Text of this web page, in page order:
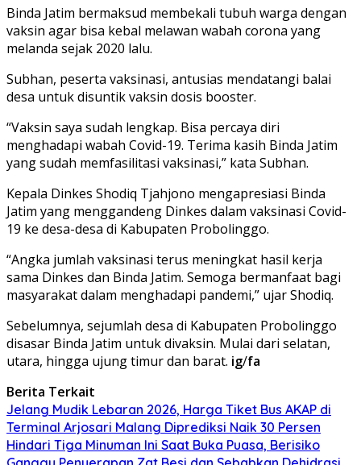
Binda Jatim bermaksud membekali tubuh warga dengan
vaksin agar bisa kebal melawan wabah corona yang
melanda sejak 2020 lalu.
Subhan, peserta vaksinasi, antusias mendatangi balai
desa untuk disuntik vaksin dosis booster.
“Vaksin saya sudah lengkap. Bisa percaya diri
menghadapi wabah Covid-19. Terima kasih Binda Jatim
yang sudah memfasilitasi vaksinasi,” kata Subhan.
Kepala Dinkes Shodiq Tjahjono mengapresiasi Binda
Jatim yang menggandeng Dinkes dalam vaksinasi Covid-
19 ke desa-desa di Kabupaten Probolinggo.
“Angka jumlah vaksinasi terus meningkat hasil kerja
sama Dinkes dan Binda Jatim. Semoga bermanfaat bagi
masyarakat dalam menghadapi pandemi,” ujar Shodiq.
Sebelumnya, sejumlah desa di Kabupaten Probolinggo
disasar Binda Jatim untuk divaksin. Mulai dari selatan,
utara, hingga ujung timur dan barat. ig/fa
Berita Terkait
Jelang Mudik Lebaran 2026, Harga Tiket Bus AKAP di
Terminal Arjosari Malang Diprediksi Naik 30 Persen
Hindari Tiga Minuman Ini Saat Buka Puasa, Berisiko